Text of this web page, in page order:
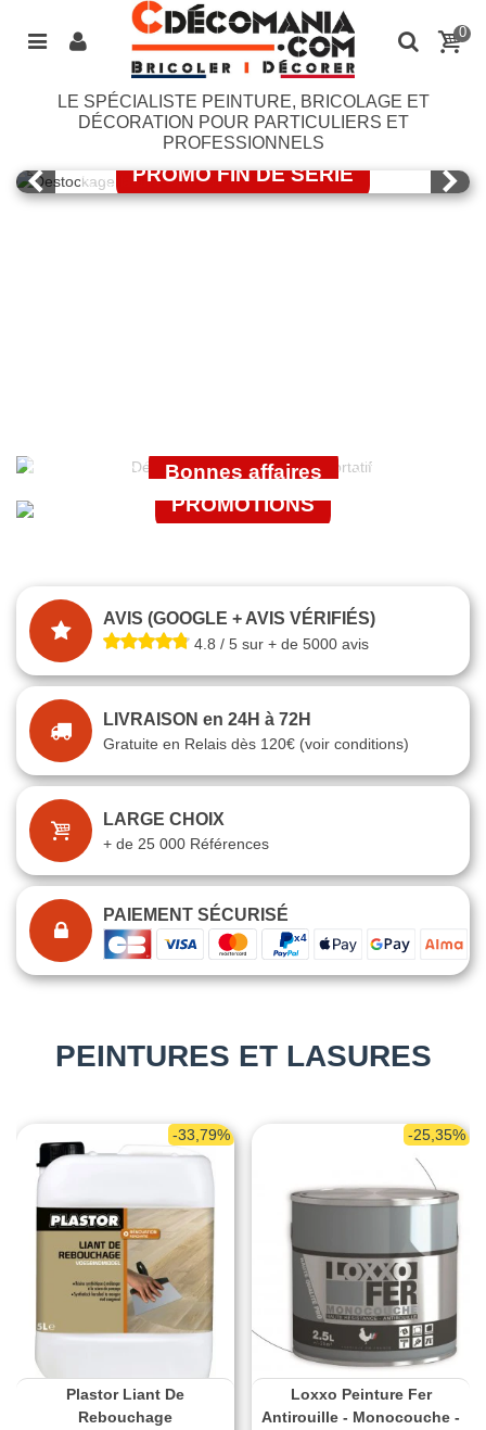
0
LE SPÉCIALISTE PEINTURE, BRICOLAGE ET
DÉCORATION POUR PARTICULIERS ET
PROFESSIONNELS
LASURE BONDEX
PROMO FIN DE SERIE
Bonnes affaires
GUITTET
PROMOTIONS
AVIS (GOOGLE + AVIS VÉRIFIÉS)
4.8 / 5 sur + de 5000 avis
LIVRAISON en 24H à 72H
Gratuite en Relais dès 120€ (voir conditions)
LARGE CHOIX
+ de 25 000 Références
PAIEMENT SÉCURISÉ
PEINTURES ET LASURES
-33,79%
Plastor Liant De
Rebouchage
-25,35%
Loxxo Peinture Fer
Antirouille - Monocouche -